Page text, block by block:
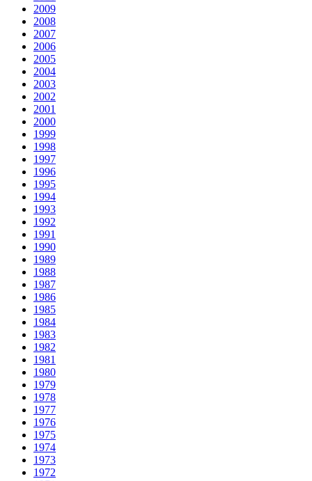
2009
2008
2007
2006
2005
2004
2003
2002
2001
2000
1999
1998
1997
1996
1995
1994
1993
1992
1991
1990
1989
1988
1987
1986
1985
1984
1983
1982
1981
1980
1979
1978
1977
1976
1975
1974
1973
1972